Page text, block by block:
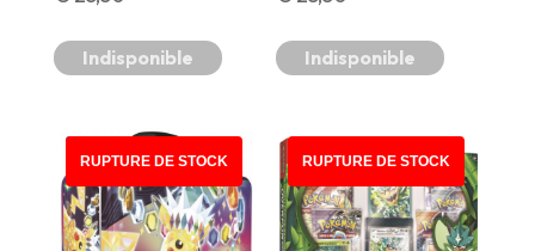
Indisponible Indisponible
PROMO !
RUPTURE DE STOCK RUPTURE DE STOCK